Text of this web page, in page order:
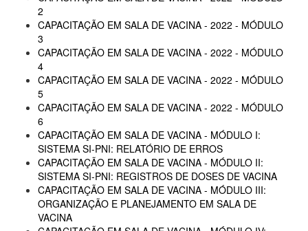
2
CAPACITAÇÃO EM SALA DE VACINA - 2022 - MÓDULO
3
CAPACITAÇÃO EM SALA DE VACINA - 2022 - MÓDULO
4
CAPACITAÇÃO EM SALA DE VACINA - 2022 - MÓDULO
5
CAPACITAÇÃO EM SALA DE VACINA - 2022 - MÓDULO
6
CAPACITAÇÃO EM SALA DE VACINA - MÓDULO I:
SISTEMA SI-PNI: RELATÓRIO DE ERROS
CAPACITAÇÃO EM SALA DE VACINA - MÓDULO II:
SISTEMA SI-PNI: REGISTROS DE DOSES DE VACINA
CAPACITAÇÃO EM SALA DE VACINA - MÓDULO III:
ORGANIZAÇÃO E PLANEJAMENTO EM SALA DE
VACINA